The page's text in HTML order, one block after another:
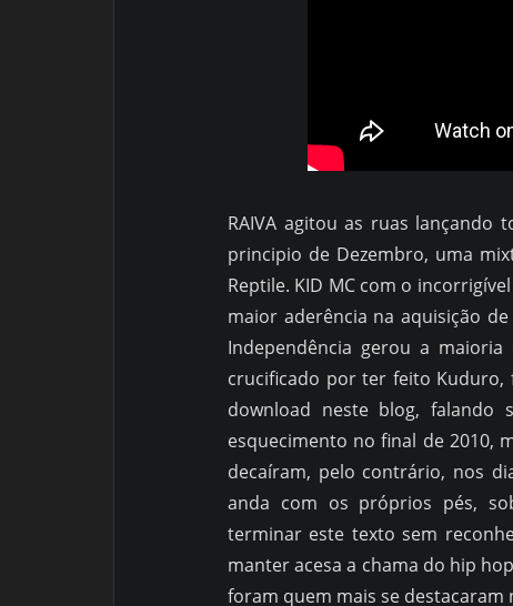
RAIVA agitou as ruas lançando
principio de Dezembro, uma
Reptile. KID MC com o
maior aderência na aquisição
Independência gerou a
crucificado por ter feito
download neste blog,
esquecimento no final de 2010,
decaíram, pelo contrário, nos
anda com os próprios pés,
terminar este texto sem
manter acesa a chama do hip
foram quem mais se destacaram